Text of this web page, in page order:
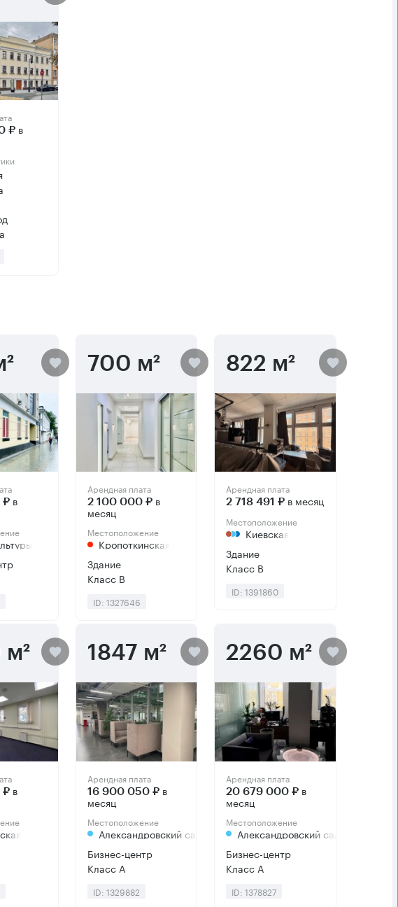
₽в
₽в
700 м²
Арендная плата
2 100 000 ₽в
месяц
Местоположение
Кропоткинская
Здание
Класс B
ID: 1327646
822 м²
Арендная плата
2 718 491 ₽ в месяц
Местоположение
Киевская
Здание
Класс B
ID: 1391860
м²
₽в
1847 м²
Арендная плата
16 900 050 ₽в
месяц
Местоположение
Александровский сад
Бизнес-центр
Класс А
ID: 1329882
2260 м²
Арендная плата
20 679 000 ₽ в
месяц
Местоположение
Александровский сад
Бизнес-центр
Класс А
ID: 1378827